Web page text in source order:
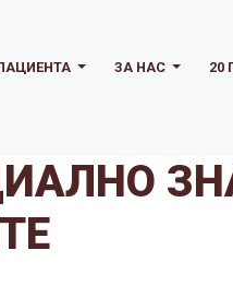
ЗА НАС 20